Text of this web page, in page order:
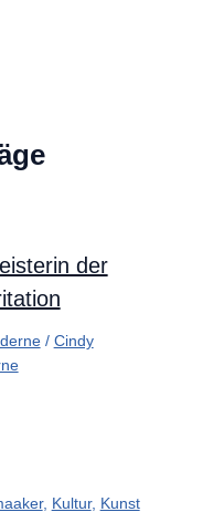
der
/ Cindy
, Kultur, Kunst